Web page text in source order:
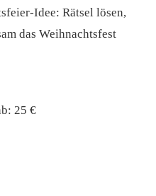
Idee: Rätsel lösen,
das Weihnachtsfest
25 €